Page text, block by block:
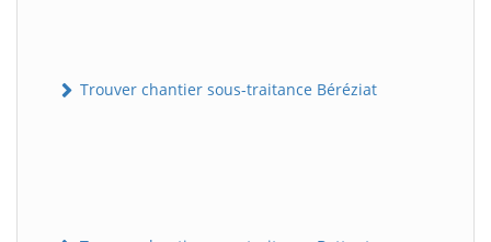
Trouver chantier sous-traitance Béréziat